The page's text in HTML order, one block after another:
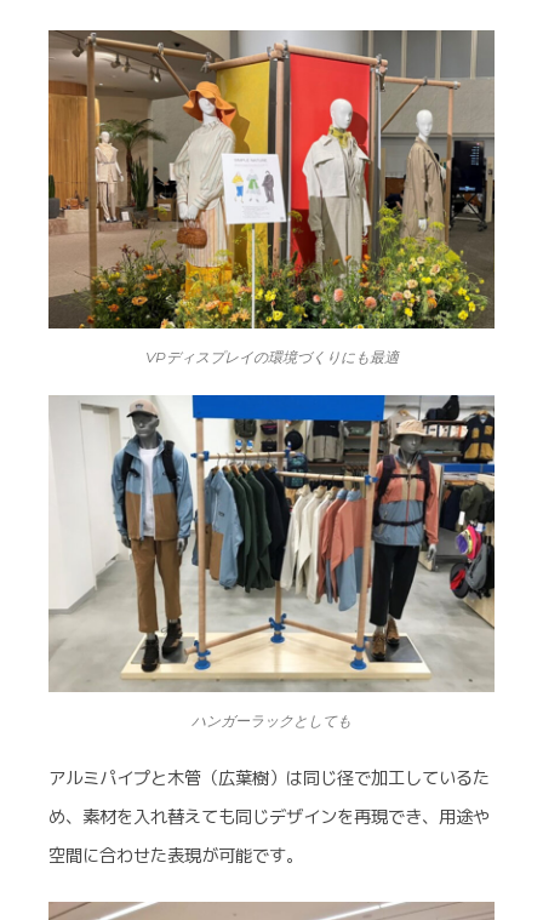
VPディスプレイの環境づくりにも最適
ハンガーラックとしても
アルミパイプと木管（広葉樹）は同じ径で加工しているた
め、素材を入れ替えても同じデザインを再現でき、用途や
空間に合わせた表現が可能です。